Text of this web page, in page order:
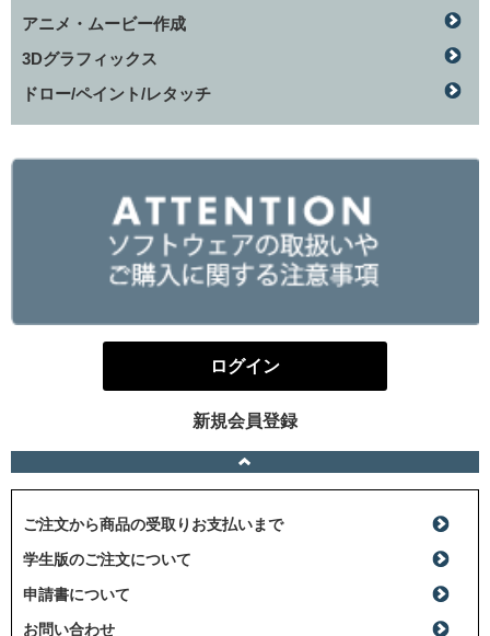
アニメ・ムービー作成
3Dグラフィックス
ドロー/ペイント/レタッチ
ログイン
新規会員登録
ご注文から商品の受取りお支払いまで
学生版のご注文について
申請書について
お問い合わせ